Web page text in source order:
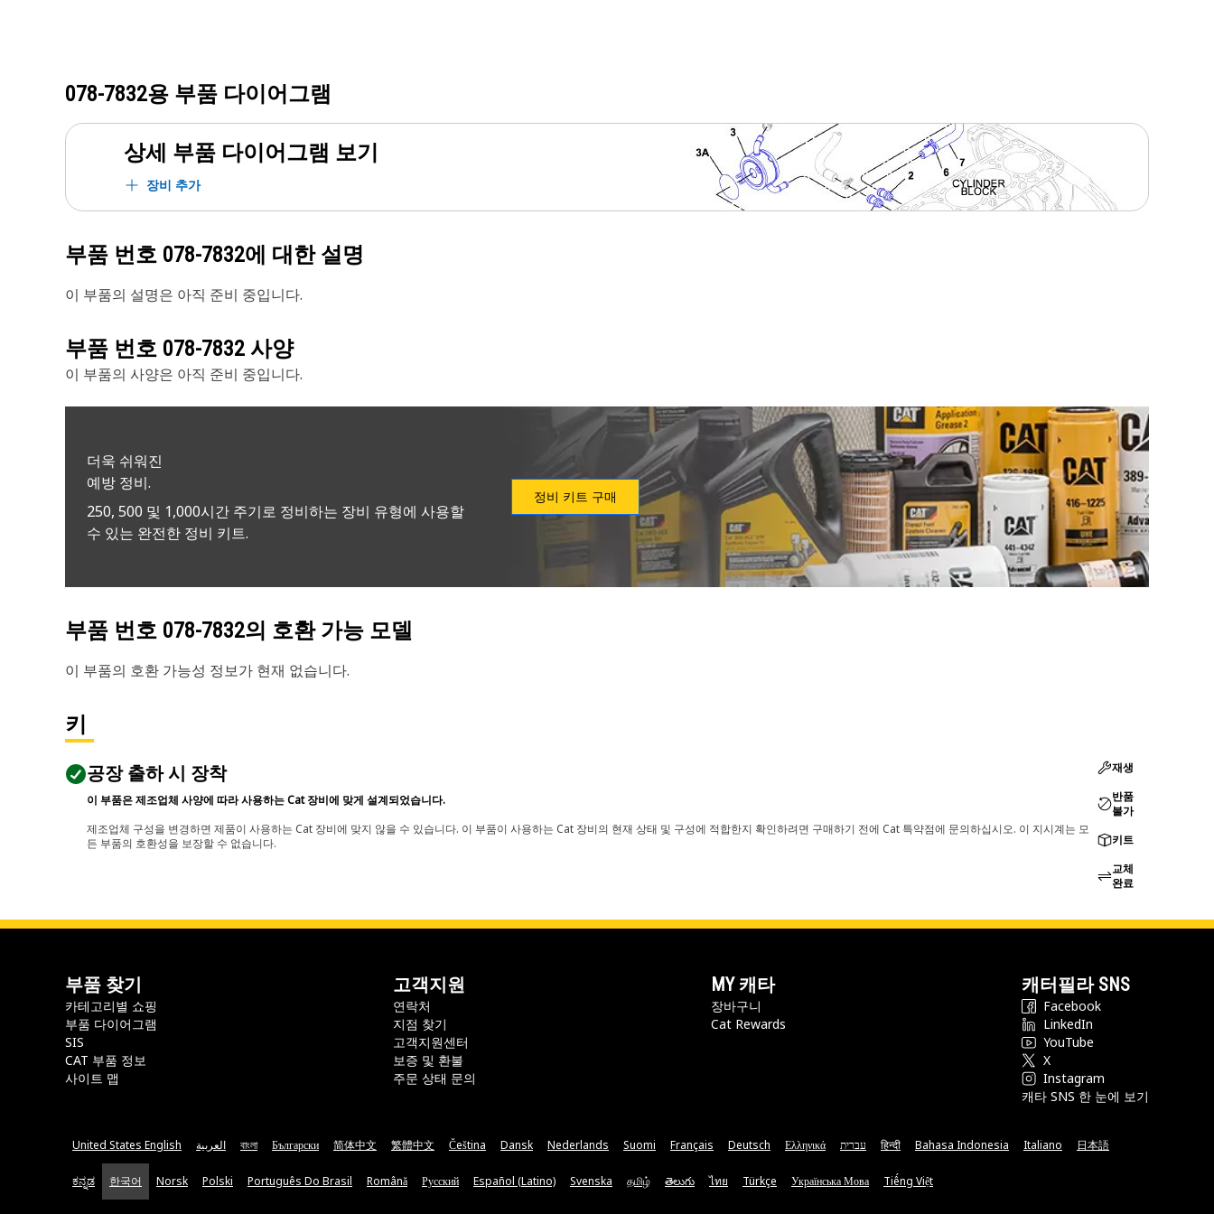
078-7832용 부품 다이어그램
상세 부품 다이어그램 보기
장비 추가
부품 번호 078-7832에 대한 설명
이 부품의 설명은 아직 준비 중입니다.
부품 번호 078-7832 사양
이 부품의 사양은 아직 준비 중입니다.
더욱 쉬워진
예방 정비.
250, 500 및 1,000시간 주기로 정비하는 장비 유형에 사용할
수 있는 완전한 정비 키트.
정비 키트 구매
부품 번호 078-7832의 호환 가능 모델
이 부품의 호환 가능성 정보가 현재 없습니다.
키
공장 출하 시 장착
이 부품은 제조업체 사양에 따라 사용하는 Cat 장비에 맞게 설계되었습니다.
제조업체 구성을 변경하면 제품이 사용하는 Cat 장비에 맞지 않을 수 있습니다. 이 부품이 사용하는 Cat 장비의 현재 상태 및 구성에 적합한지 확인하려면 구매하기 전에 Cat 특약점에 문의하십시오. 이 지시계는 모
든 부품의 호환성을 보장할 수 없습니다.
재생
반품
불가
키트
교체
완료
부품 찾기
카테고리별 쇼핑
부품 다이어그램
SIS
CAT 부품 정보
사이트 맵
고객지원
연락처
지점 찾기
고객지원센터
보증 및 환불
주문 상태 문의
MY 캐타
장바구니
Cat Rewards
캐터필라 SNS
Facebook
LinkedIn
YouTube
X
Instagram
캐타 SNS 한 눈에 보기
United States English العربية বাংলা Български 简体中文 繁體中文 Čeština Dansk Nederlands Suomi Français Deutsch Ελληνικά עברית हिन्दी Bahasa Indonesia Italiano 日本語
ಕನ್ನಡ 한국어 Norsk Polski Português Do Brasil Română Русский Español (Latino) Svenska தமிழ் తెలుగు ไทย Türkçe Українська Мова Tiếng Việt